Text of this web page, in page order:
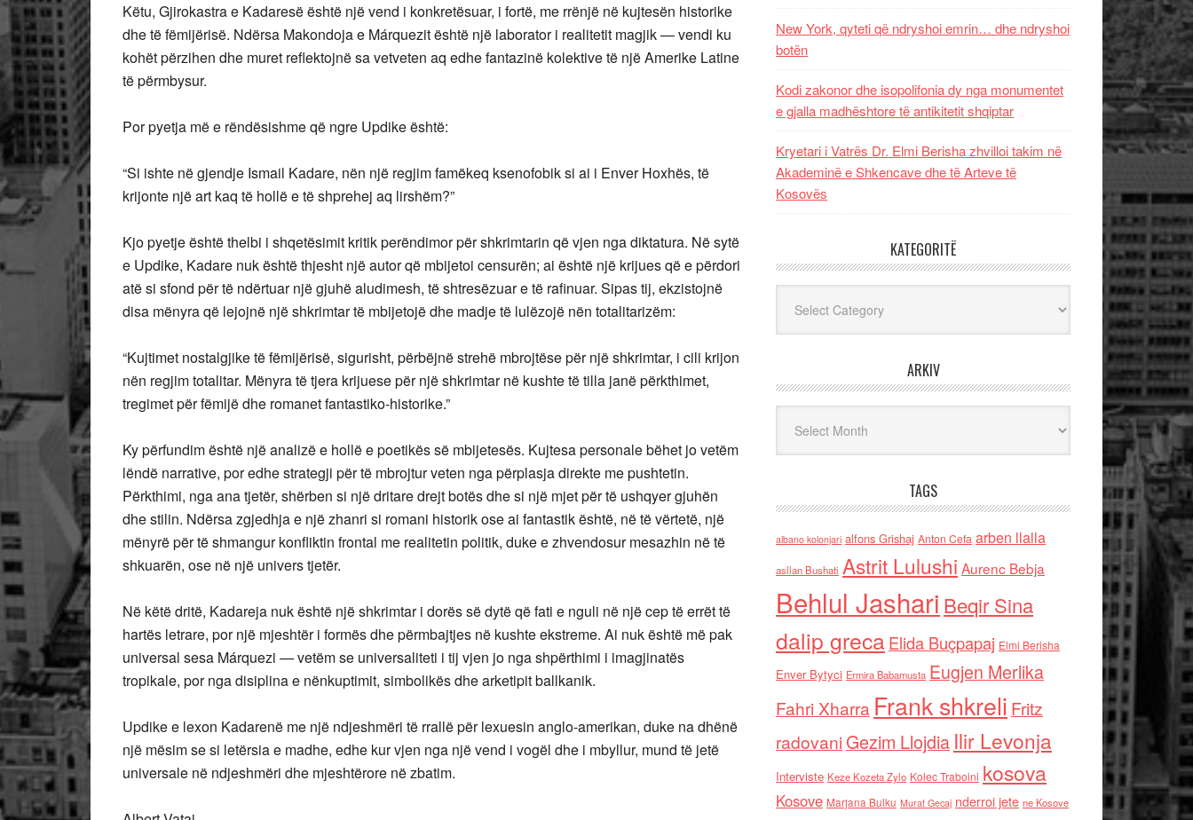
Këtu, Gjirokastra e Kadaresë është një vend i konkretësuar, i fortë, me rrënjë në kujtesën historike
dhe të fëmijërisë. Ndërsa Makondoja e Márquezit është një laborator i realitetit magjik — vendi ku
kohët përzihen dhe muret reflektojnë sa vetveten aq edhe fantazinë kolektive të një Amerike Latine
të përmbysur.
Por pyetja më e rëndësishme që ngre Updike është:
“Si ishte në gjendje Ismail Kadare, nën një regjim famëkeq ksenofobik si ai i Enver Hoxhës, të
krijonte një art kaq të hollë e të shprehej aq lirshëm?”
Kjo pyetje është thelbi i shqetësimit kritik perëndimor për shkrimtarin që vjen nga diktatura. Në sytë
e Updike, Kadare nuk është thjesht një autor që mbijetoi censurën; ai është një krijues që e përdori
atë si sfond për të ndërtuar një gjuhë aludimesh, të shtresëzuar e të rafinuar. Sipas tij, ekzistojnë
disa mënyra që lejojnë një shkrimtar të mbijetojë dhe madje të lulëzojë nën totalitarizëm:
“Kujtimet nostalgjike të fëmijërisë, sigurisht, përbëjnë strehë mbrojtëse për një shkrimtar, i cili krijon
nën regjim totalitar. Mënyra të tjera krijuese për një shkrimtar në kushte të tilla janë përkthimet,
tregimet për fëmijë dhe romanet fantastiko-historike.”
Ky përfundim është një analizë e hollë e poetikës së mbijetesës. Kujtesa personale bëhet jo vetëm
lëndë narrative, por edhe strategji për të mbrojtur veten nga përplasja direkte me pushtetin.
Përkthimi, nga ana tjetër, shërben si një dritare drejt botës dhe si një mjet për të ushqyer gjuhën
dhe stilin. Ndërsa zgjedhja e një zhanri si romani historik ose ai fantastik është, në të vërtetë, një
mënyrë për të shmangur konfliktin frontal me realitetin politik, duke e zhvendosur mesazhin në të
shkuarën, ose në një univers tjetër.
Në këtë dritë, Kadareja nuk është një shkrimtar i dorës së dytë që fati e nguli në një cep të errët të
hartës letrare, por një mjeshtër i formës dhe përmbajtjes në kushte ekstreme. Ai nuk është më pak
universal sesa Márquezi — vetëm se universaliteti i tij vjen jo nga shpërthimi i imagjinatës
tropikale, por nga disiplina e nënkuptimit, simbolikës dhe arketipit ballkanik.
Updike e lexon Kadarenë me një ndjeshmëri të rrallë për lexuesin anglo-amerikan, duke na dhënë
një mësim se si letërsia e madhe, edhe kur vjen nga një vend i vogël dhe i mbyllur, mund të jetë
universale në ndjeshmëri dhe mjeshtërore në zbatim.
New York, qyteti që ndryshoi emrin… dhe ndryshoi
botën
Kodi zakonor dhe isopolifonia dy nga monumentet
e gjalla madhështore të antikitetit shqiptar
Kryetari i Vatrës Dr. Elmi Berisha zhvilloi takim në
Akademinë e Shkencave dhe të Arteve të
Kosovës
KATEGORITË
ARKIV
TAGS
albano kolonjari alfons Grishaj Anton Cefa arben llalla
asllan Bushati Astrit Lulushi Aurenc Bebja
Behlul Jashari Beqir Sina
dalip grecaElida Buçpapaj Elmi Berisha
Enver Bytyci Ermira Babamusta Eugjen Merlika
Fahri Xharra Frank shkreli Fritz
radovaniGezim Llojdia Ilir Levonja
Interviste Keze Kozeta Zylo Kolec Traboini kosova
Kosove Marjana Bulku Murat Gecaj nderroi jete ne Kosove